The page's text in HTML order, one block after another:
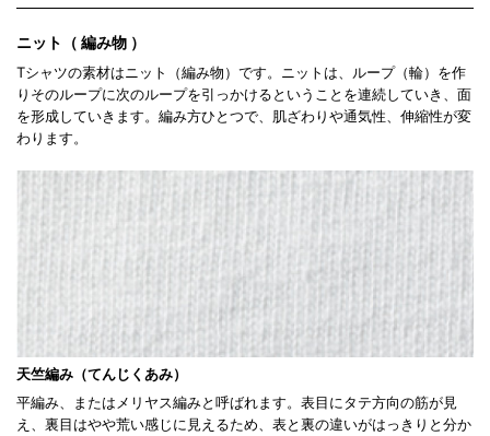
ニット（ 編み物 ）
Tシャツの素材はニット（編み物）です。ニットは、ループ（輪）を作
りそのループに次のループを引っかけるということを連続していき、面
を形成していきます。編み方ひとつで、肌ざわりや通気性、伸縮性が変
わります。
天竺編み（てんじくあみ）
平編み、またはメリヤス編みと呼ばれます。表目にタテ方向の筋が見
え、裏目はやや荒い感じに見えるため、表と裏の違いがはっきりと分か